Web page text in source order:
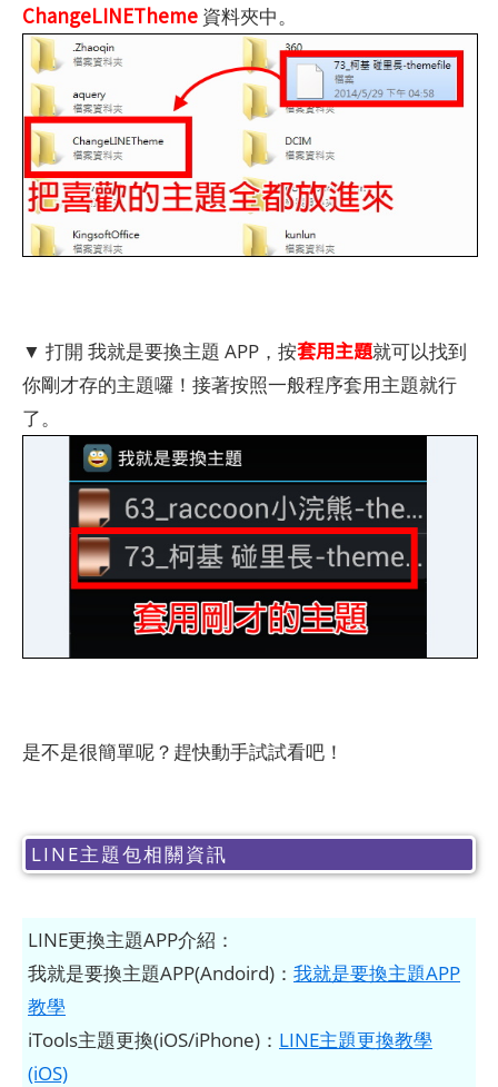
ChangeLINETheme 資料夾中。
▼ 打開 我就是要換主題 APP，按套用主題就可以找到
你剛才存的主題囉！接著按照一般程序套用主題就行
了。
是不是很簡單呢？趕快動手試試看吧！
LINE主題包相關資訊
LINE更換主題APP介紹：
我就是要換主題APP(Andoird)： 我就是要換主題APP
教學
iTools主題更換(iOS/iPhone)： LINE主題更換教學
(iOS)